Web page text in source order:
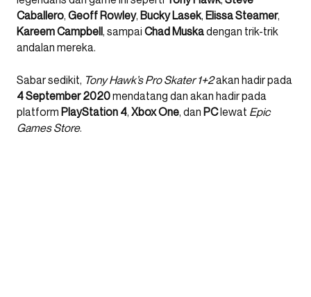
Caballero, Geoff Rowley, Bucky Lasek, Elissa Steamer,
Kareem Campbell, sampai Chad Muskadengan trik-trik
andalan mereka.
Sabar sedikit, Tony Hawk’s Pro Skater 1+2akan hadir pada
4 September 2020mendatang dan akan hadir pada
platform PlayStation 4, Xbox One, dan PClewat Epic
Games Store.